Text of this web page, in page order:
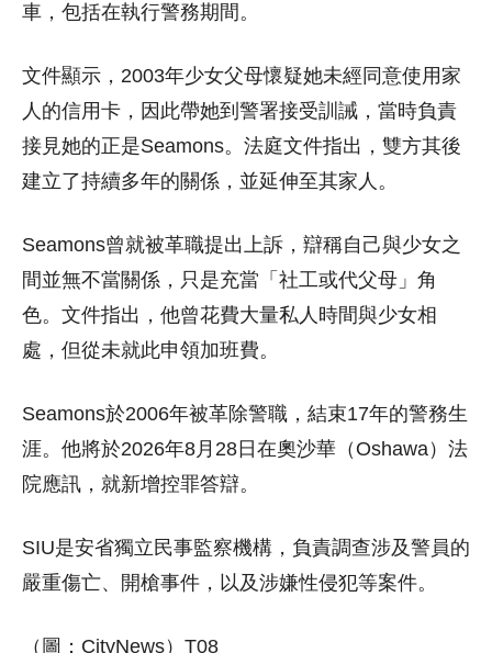
車，包括在執行警務期間。
文件顯示，2003年少女父母懷疑她未經同意使用家
人的信用卡，因此帶她到警署接受訓誡，當時負責
接見她的正是Seamons。法庭文件指出，雙方其後
建立了持續多年的關係，並延伸至其家人。
Seamons曾就被革職提出上訴，辯稱自己與少女之
間並無不當關係，只是充當「社工或代父母」角
色。文件指出，他曾花費大量私人時間與少女相
處，但從未就此申領加班費。
Seamons於2006年被革除警職，結束17年的警務生
涯。他將於2026年8月28日在奧沙華（Oshawa）法
院應訊，就新增控罪答辯。
SIU是安省獨立民事監察機構，負責調查涉及警員的
嚴重傷亡、開槍事件，以及涉嫌性侵犯等案件。
（圖：CityNews）T08